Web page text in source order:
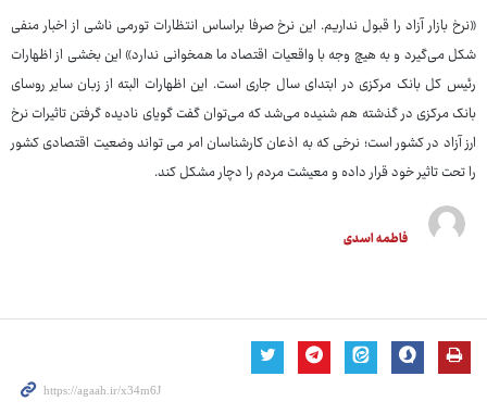
«نرخ بازار آزاد را قبول نداریم. این نرخ صرفا براساس انتظارات تورمی ناشی از اخبار منفی
شکل می‌گیرد و به هیچ وجه با واقعیات اقتصاد ما همخوانی ندارد» این بخشی از اظهارات
رئیس کل بانک مرکزی در ابتدای سال جاری است. این اظهارات البته از زبان سایر روسای
بانک مرکزی در گذشته هم شنیده می‌شد که می‌توان گفت گویای نادیده گرفتن تاثیرات نرخ
ارز آزاد در کشور است؛ نرخی که به اذعان کارشناسان امر می تواند وضعیت اقتصادی کشور
را تحت تاثیر خود قرار داده و معیشت مردم را دچار مشکل کند.
فاطمه اسدی